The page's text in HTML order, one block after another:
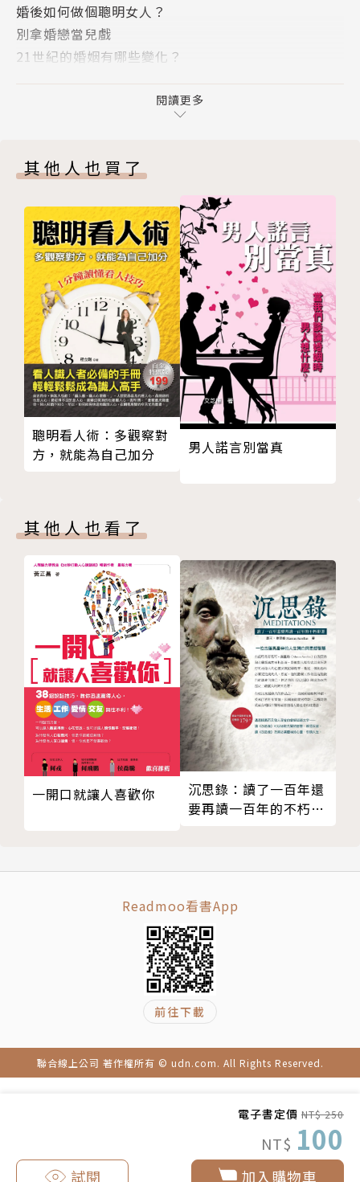
電子書定價 NT$ 250
NT$ 100
加入購物車
試閱
婚姻生活的真諦不在於“跟誰過”，而在於“怎麼
過”。
則，我們可以少走很多彎路，朝著幸福的方向前進。
兩性專家方菱最新婚戀智慧書，婚姻維穩書！
羅達出版fb粉絲團：www.facebook.com/danyangc
ulture
連絡信箱papapan88899@gmail.com
婚後如何做個聰明女人？
別拿婚戀當兒戲
21世紀的婚姻有哪些變化？
解讀女性常見的幾大錯誤婚姻觀
婚前男人哪些話千萬別相信
這8種婚姻讓彼此精疲力盡
婚後第四天我後悔了
老公出軌，我該怎麼辦？
我太漂亮成了婚姻的墳墓
下列男人，女人結婚時遠離
那些女性比較容易發生外遇
為什麼男人會出現外遇呢？
女人如何解決男人出軌後
教你如何化解婚外情危機
已婚女人對丈夫保留的一些小秘密
女人逼得男人離婚的七行為
性愛至上 讓你的婚姻更美滿
婚前旅行可為“婚姻試金石”
幸福的夫妻有一些“共性習慣”
婚前同居的好處
婚外偷情男人的內心告白
有了孩子沒結婚 想分手怎麼辦？
小三推進愛情“優勝劣汰”？
重婚前可進行試婚
十大明星遭遇無性婚姻
夫妻間最有破壞力的五柄劍
破碎的感情能否重圓
女人嫁給最愛的男人會受苦
女人出軌的9大理由
善良的男人真的能靠得住嗎？
容易出現出軌的9種職業
給未婚女孩的四條忠告
閱讀更多
其他人也買了
聰明看人術：多觀察對
方，就能為自己加分
男人諾言別當真
其他人也看了
一開口就讓人喜歡你
沉思錄：讀了一百年還
要再讀一百年的不朽鉅
Readmoo看書App
前往下載
聯合線上公司 著作權所有 © udn.com. All Rights Reserved.